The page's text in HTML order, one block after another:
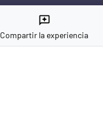
reviews
Compartir la experiencia